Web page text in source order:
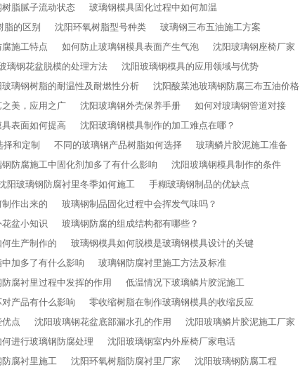
脂腻子流动状态
玻璃钢模具固化过程中如何加温
脂的区别 沈阳环氧树脂型号种类
玻璃钢三布五油施工方案
施工特点 如何防止玻璃钢模具表面产生气泡
沈阳玻璃钢座椅厂家
璃钢花盆脱模的处理方法
沈阳玻璃钢模具的应用领域与优势
玻璃钢树脂的耐温性及耐燃性分析
沈阳酸菜池玻璃钢防腐三布五油价格
美，应用之广 沈阳玻璃钢外壳保养手册
如何对玻璃钢管道对接
表面如何提高
沈阳玻璃钢模具制作的加工难点在哪？
和定制 不同的玻璃钢产品树脂如何选择
玻璃鳞片胶泥施工准备
防腐施工中固化剂加多了有什么影响
沈阳玻璃钢模具制作的条件
阳玻璃钢防腐衬里冬季如何施工
手糊玻璃钢制品的优缺点
作出来的
玻璃钢制品固化过程中会挥发气味吗？
盆小知识
玻璃钢防腐的组成结构都有哪些？
生产制作的
玻璃钢模具如何脱模是玻璃钢模具设计的关键
加多了有什么影响
玻璃钢防腐衬里施工方法及标准
腐衬里过程中发挥的作用
低温情况下玻璃鳞片胶泥施工
产品有什么影响
零收缩树脂在制作玻璃钢模具的收缩反应
点 沈阳玻璃钢花盆底部漏水孔的作用
沈阳玻璃鳞片胶泥施工厂家
进行玻璃钢防腐处理
沈阳玻璃钢室内外座椅厂家电话
腐衬里施工 沈阳环氧树脂防腐衬里厂家
沈阳玻璃钢防腐工程